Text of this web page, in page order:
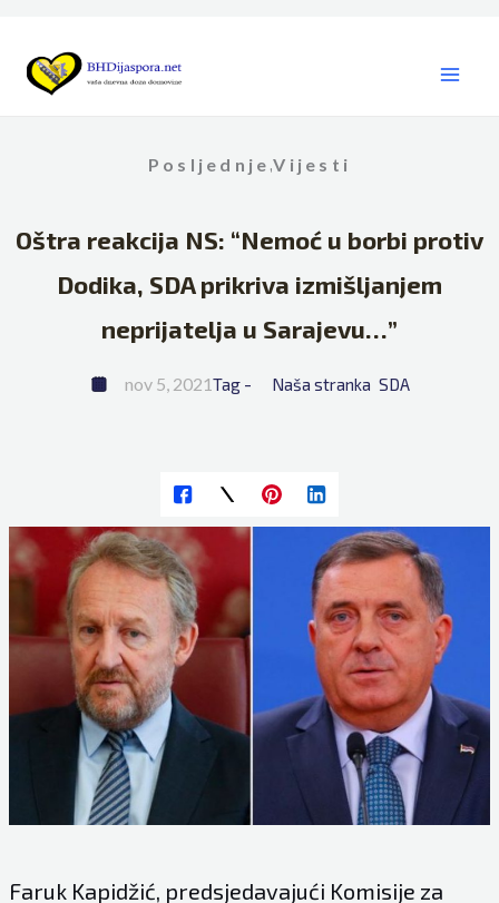
content
Posljednje ,Vijesti
Oštra reakcija NS: “Nemoć u borbi protiv
Dodika, SDA prikriva izmišljanjem
neprijatelja u Sarajevu…”
nov 5, 2021Tag - Naša stranka SDA
Faruk Kapidžić, predsjedavajući Komisije za